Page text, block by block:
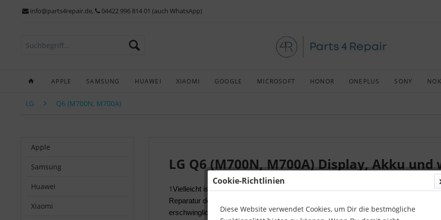
info@parts4repair.de, 04422 996 814 01 (auch WhatsApp)
APPLE SAMSUNG HUAWEI XIAOMI GOOGLE MICROSOFT HONOR ONEPLUS SONY
LG Q6 (M700N, M700A)
Apple
Samsung
Huawei
Xiaomi
LG Q6 (M700N, M700A) Display, Akku
1Vielleicht ist es Zeit für dich, dein altes LG Q6 umzubauen und es wie neu
Reparatur deines alten Handymodells brauchst. Parts4Repair kann dir hochwertige
erschwinglichen Preis. Auch erhältlich für HTC, LG, Nokia und andere Marken.
Cookie-Richtlinien
Diese Website verwendet Cookies, um Dir die bestmögliche